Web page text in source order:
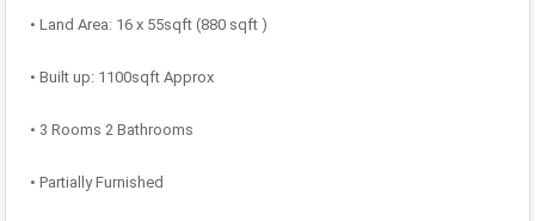
• Land Area: 16 x 55sqft (880 sqft )
• Built up: 1100sqft Approx
• 3 Rooms 2 Bathrooms
• Partially Furnished